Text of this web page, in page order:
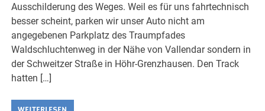
Ausschilderung des Weges. Weil es für uns fahrtechnisch
besser scheint, parken wir unser Auto nicht am
angegebenen Parkplatz des Traumpfades
Waldschluchtenweg in der Nähe von Vallendar sondern in
der Schweitzer Straße in Höhr-Grenzhausen. Den Track
hatten […]